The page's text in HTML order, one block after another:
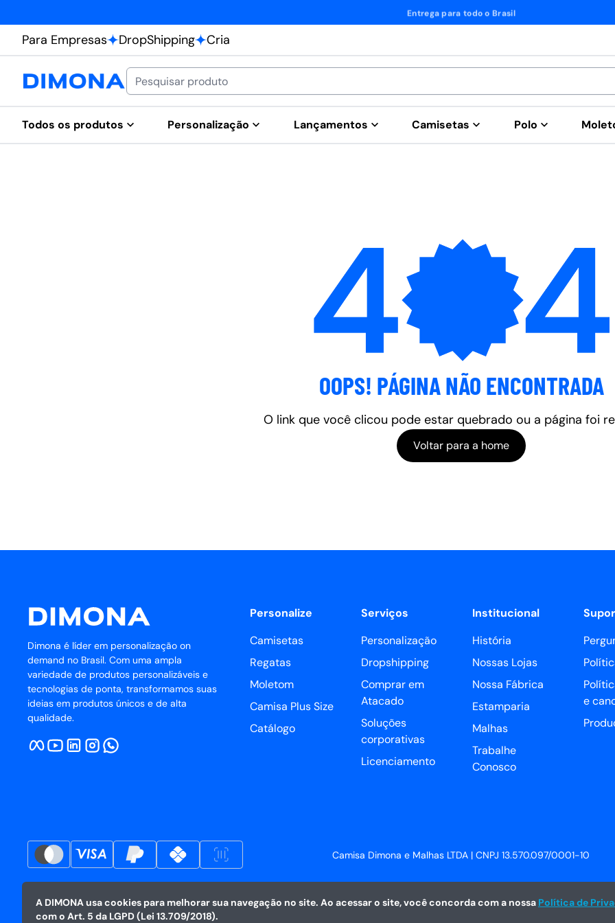
Para Empresas DropShipping Cria
Todos os produtos Personalização Lançamentos Camisetas Polo
OOPS! PÁGINA NÃO ENCONTRADA
O link que você clicou pode estar quebrado ou a página foi
Voltar para a home
A DIMONA usa cookies para melhorar sua navegação no site. Ao acessar o site, você concorda com a nossa Política de
com o Art. 5 da LGPD (Lei 13.709/2018).
Dimona é líder em personalização on
demand no Brasil. Com uma ampla
variedade de produtos personalizáveis e
tecnologias de ponta, transformamos suas
ideias em produtos únicos e de alta
qualidade.
Personalize
Camisetas
Regatas
Moletom
Camisa Plus Size
Catálogo
Serviços
Personalização
Dropshipping
Comprar em
Atacado
Soluções
corporativas
Licenciamento
Institucional
História
Nossas Lojas
Nossa Fábrica
Estamparia
Malhas
Trabalhe
Conosco
e
Camisa Dimona e Malhas LTDA | CNPJ 13.570.097/0001-10